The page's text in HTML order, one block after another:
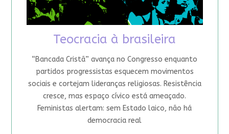
Teocracia à brasileira
“Bancada Cristã” avança no Congresso enquanto
partidos progressistas esquecem movimentos
sociais e cortejam lideranças religiosas. Resistência
cresce, mas espaço cívico está ameaçado.
Feministas alertam: sem Estado laico, não há
democracia real